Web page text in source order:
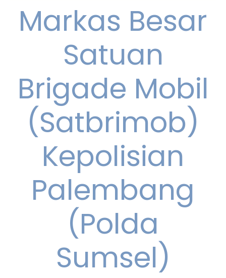
Markas Besar
Satuan
Brigade Mobil
(Satbrimob)
Kepolisian
Palembang
(Polda
Sumsel)